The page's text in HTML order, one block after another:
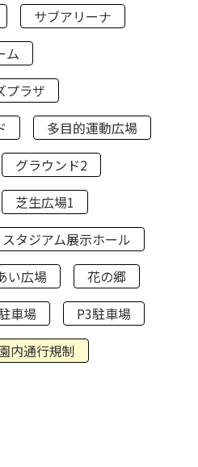
サブアリーナ
ム
プラザ
多目的運動広場
グラウンド2
芝生広場1
スタジアム展示ホール
い広場
花の郷
車場
P3駐車場
内通行規制